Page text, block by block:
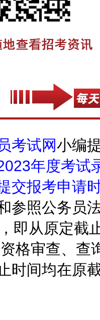
考试网小编
年度考试
交报考申请
参照公务员
即从原定截
格审查、查
时间均在原